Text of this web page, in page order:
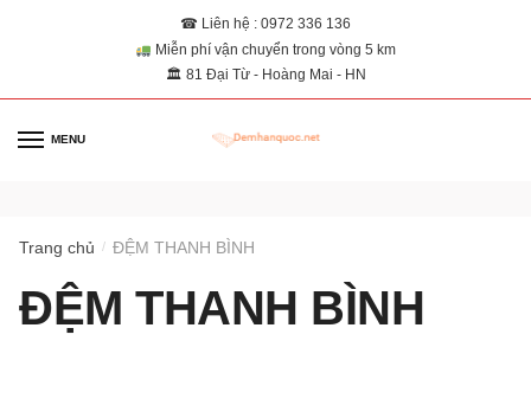
☎ Liên hệ : 0972 336 136
Miễn phí vận chuyển trong vòng 5 km
🏛 81 Đại Từ - Hoàng Mai - HN
MENU
Trang chủ / ĐỆM THANH BÌNH
ĐỆM THANH BÌNH